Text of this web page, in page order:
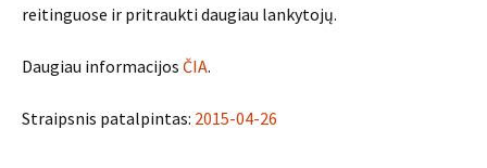
reitinguose ir pritraukti daugiau lankytojų.
Daugiau informacijos ČIA.
Straipsnis patalpintas: 2015-04-26